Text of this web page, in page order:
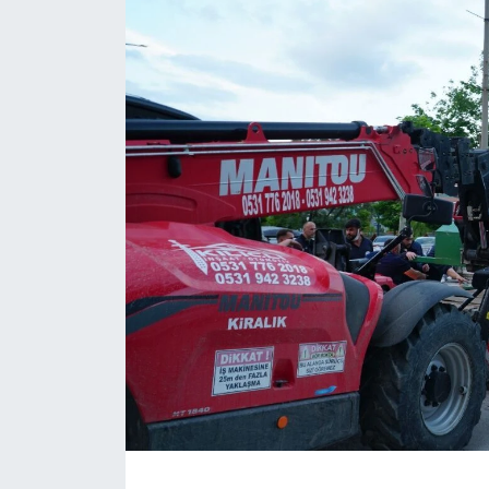
Daday Haberleri
Devrekani Haberleri
Doğanyurt Haberleri
Hanönü Haberleri
İhsangazi Haberleri
İnebolu Haberleri
Merkez Haberleri